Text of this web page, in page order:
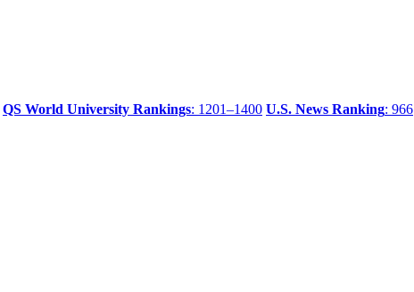
QS World University Rankings: 1201–1400 U.S. News Ranking: 966